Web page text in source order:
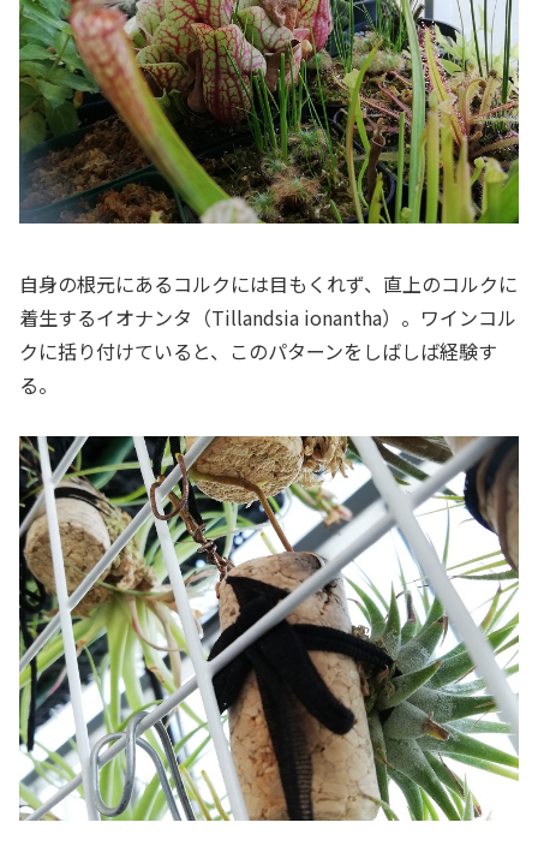
自身の根元にあるコルクには目もくれず、直上のコルクに
着生するイオナンタ（Tillandsia ionantha）。ワインコル
クに括り付けていると、このパターンをしばしば経験す
る。